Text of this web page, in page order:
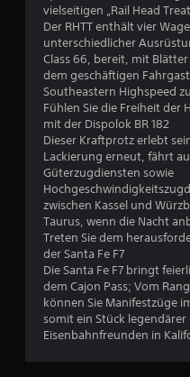
vielseitigen „Rail Head
Der RHTT enthält vier
unterschiedlicher
Class 66, bereit, mit
dem geschäftigen
Southeastern Highspeed
Fühlen Sie die Freiheit
mit der Dispolok BR 182
Dieser Kraftprotz erlebt
Lackierung erneut, fährt
Güterzugdiensten sowie
zwischen Kassel und
Taurus, wenn die Nacht
Treten Sie dem
der Santa Fe F7
Die Santa Fe F7 bringt
dem Cajon Pass; Vom
können Sie Manifestzüge
somit ein Stück
Eisenbahnfreunden in